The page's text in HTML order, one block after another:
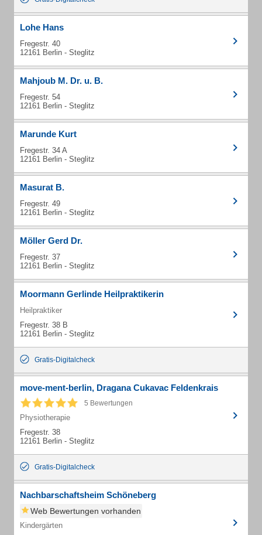
Lohe Hans
Fregestr. 40
12161 Berlin - Steglitz
Mahjoub M. Dr. u. B.
Fregestr. 54
12161 Berlin - Steglitz
Marunde Kurt
Fregestr. 34 A
12161 Berlin - Steglitz
Masurat B.
Fregestr. 49
12161 Berlin - Steglitz
Möller Gerd Dr.
Fregestr. 37
12161 Berlin - Steglitz
Moormann Gerlinde Heilpraktikerin
Heilpraktiker
Fregestr. 38 B
12161 Berlin - Steglitz
Gratis-Digitalcheck
move-ment-berlin, Dragana Cukavac Feldenkrais
5 Bewertungen
Physiotherapie
Fregestr. 38
12161 Berlin - Steglitz
Gratis-Digitalcheck
Nachbarschaftsheim Schöneberg
Web Bewertungen vorhanden
Kindergärten